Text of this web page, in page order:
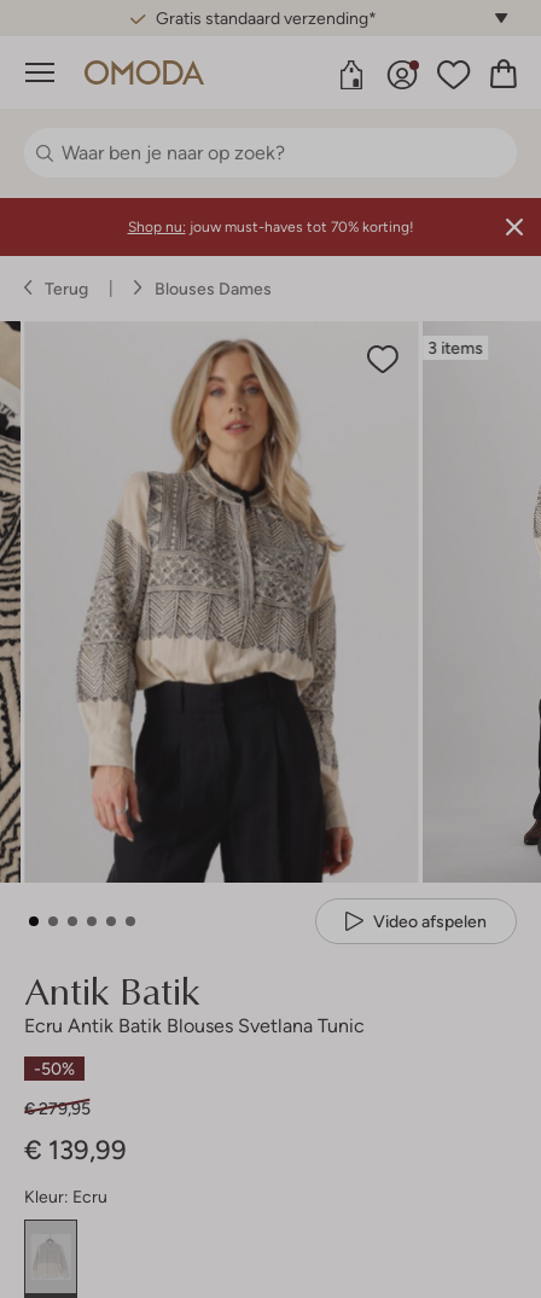
Gratis standaard verzending*
Menu
Shop nu: jouw must-haves tot 70% korting!
Terug Blouses Dames
3 items
Video afspelen
Antik Batik
Ecru Antik Batik Blouses Svetlana Tunic
-50%
€ 279,95
€ 139,99
Kleur: Ecru